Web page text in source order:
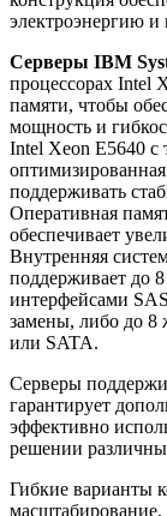
электроэнергию и
Серверы IBM
процессорах Intel
памяти, чтобы
мощность и
Intel Xeon E5640 с
поддерживать
Оперативная
обеспечивает
Внутренняя
поддерживает до
интерфейсами
замены, либо до 8
или SATA.
Серверы
гарантирует
эффективно
решении
Гибкие варианты
масштабирование,